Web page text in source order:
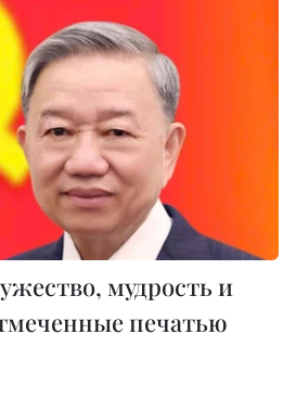
мудрость и
печатью